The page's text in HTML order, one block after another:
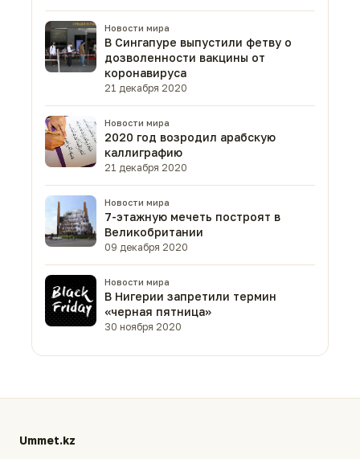
Новости мира
В Сингапуре выпустили фетву о
дозволенности вакцины от
коронавируса
21 декабря 2020
Новости мира
2020 год возродил арабскую
каллиграфию
21 декабря 2020
Новости мира
7-этажную мечеть построят в
Великобритании
09 декабря 2020
Новости мира
В Нигерии запретили термин
«черная пятница»
30 ноября 2020
Ummet.kz